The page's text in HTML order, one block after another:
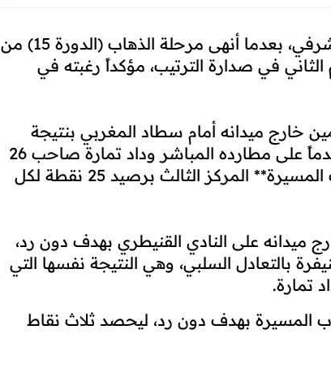
توج فريق المغرب التطواني بلقب بطل الخريف الشرفي، بعدما أنهى مرحلة الذهاب (الدورة 15) من
في صدارة الترتيب، مؤكداً رغبته في
خارج ميدانه أمام سطاد المغربي بنتيجة
هدفين لمثلهما، ما مكنه من الانفراد بالصدارة، متقدماً على مطارده المباشر وداد تمارة صاحب 26
نقطة، بينما يحتل كل من مولودية وجدة و**شباب المسيرة** المركز الثالث برصيد 25 نقطة لكل
ميدانه على النادي القنيطري بهدف دون رد،
بالتعادل السلبي، وهي النتيجة نفسها التي
تمارة.
المسيرة بهدف دون رد، ليحصد ثلاث نقاط